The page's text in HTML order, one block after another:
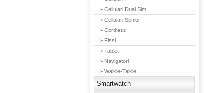
» Cellulari Dual Sim
» Cellulari Senior
» Cordless
» Fissi
» Tablet
» Navigatori
» Walkie-Talkie
Smartwatch